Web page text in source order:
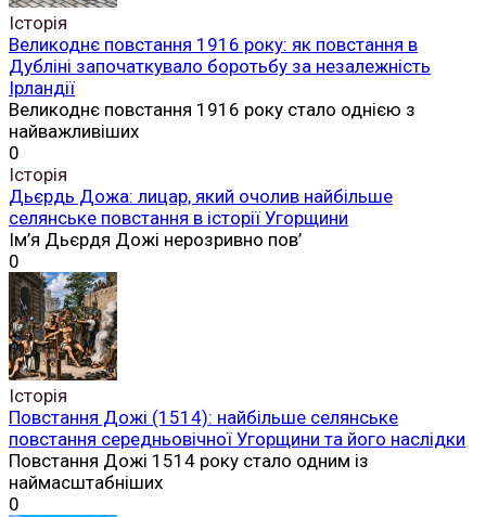
Історія
Великоднє повстання 1916 року: як повстання в
Дубліні започаткувало боротьбу за незалежність
Ірландії
Великоднє повстання 1916 року стало однією з
найважливіших
0
Історія
Дьєрдь Дожа: лицар, який очолив найбільше
селянське повстання в історії Угорщини
Ім’я Дьєрдя Дожі нерозривно пов’
0
Історія
Повстання Дожі (1514): найбільше селянське
повстання середньовічної Угорщини та його наслідки
Повстання Дожі 1514 року стало одним із
наймасштабніших
0